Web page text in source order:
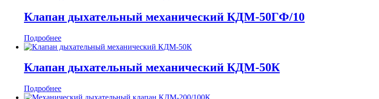
Клапан дыхательный механический КДМ-50ГФ/10
Подробнее
Клапан дыхательный механический КДМ-50К
Подробнее